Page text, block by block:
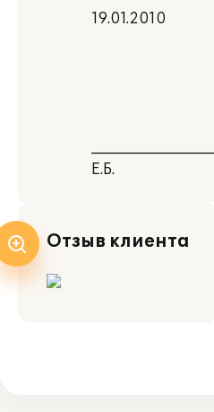
19.01.2010
Е.Б.
Отзыв клиента